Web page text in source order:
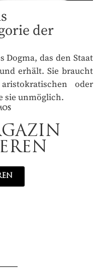
der
Dogma, das den Staat
erhält. Sie braucht
oder
sie unmöglich.